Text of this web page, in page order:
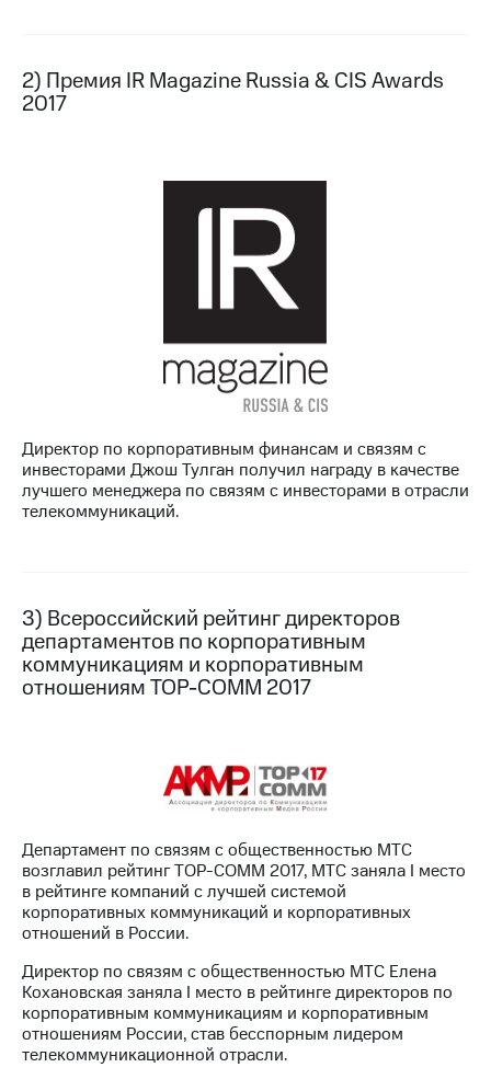
о
погашении
2) Премия IR Magazine Russia & CIS Awards
2017
Директор по корпоративным финансам и связям с
инвесторами Джош Тулган получил награду в качестве
лучшего менеджера по связям с инвесторами в отрасли
телекоммуникаций.
3) Всероссийский рейтинг директоров
департаментов по корпоративным
коммуникациям и корпоративным
отношениям TOP-COMM 2017
Департамент по связям с общественностью МТС
возглавил рейтинг TOP-COMM 2017, МТС заняла I место
в рейтинге компаний с лучшей системой
корпоративных коммуникаций и корпоративных
отношений в России.
Директор по связям с общественностью МТС Елена
Кохановская заняла I место в рейтинге директоров по
корпоративным коммуникациям и корпоративным
отношениям России, став бесспорным лидером
телекоммуникационной отрасли.